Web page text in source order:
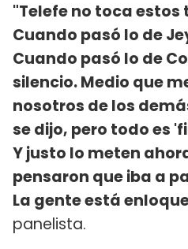
"Telefe no toca estos
Cuando pasó lo de
Cuando pasó lo de
silencio. Medio que
nosotros de los
se dijo, pero todo es
Y justo lo meten
pensaron que iba a
La gente está
panelista.